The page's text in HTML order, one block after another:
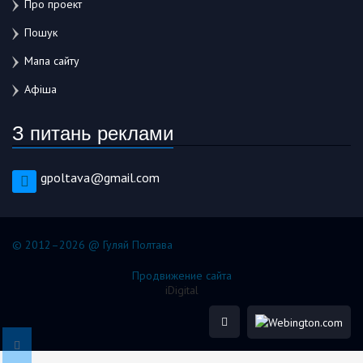
Про проект
Пошук
Мапа сайту
Афіша
З питань реклами
gpoltava@gmail.com
© 2012–2026 @ Гуляй Полтава
Продвижение сайта
iDigital